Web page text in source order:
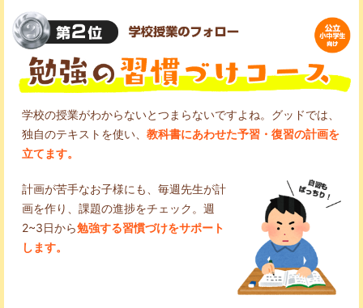
学校の授業がわからないとつまらないですよね。グッドでは、
独自のテキストを使い、 教科書にあわせた予習・復習の計画を
立てます。
計画が苦手なお子様にも、毎週先生が計
画を作り、課題の進捗をチェック。週
2~3日から勉強する習慣づけをサポート
します。